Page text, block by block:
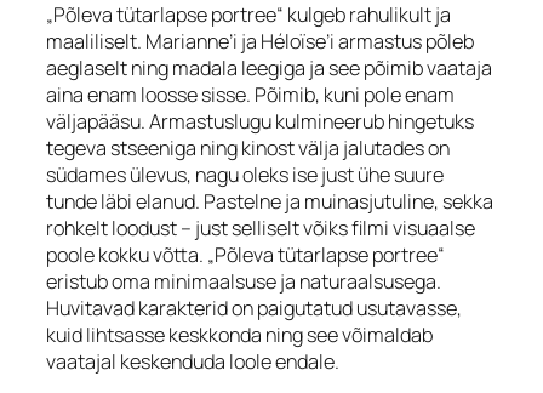
„Põleva tütarlapse portree“ kulgeb rahulikult ja
maaliliselt. Marianne’i ja Héloïse’i armastus põleb
aeglaselt ning madala leegiga ja see põimib vaataja
aina enam loosse sisse. Põimib, kuni pole enam
väljapääsu. Armastuslugu kulmineerub hingetuks
tegeva stseeniga ning kinost välja jalutades on
südames ülevus, nagu oleks ise just ühe suure
tunde läbi elanud. Pastelne ja muinasjutuline, sekka
rohkelt loodust – just selliselt võiks filmi visuaalse
poole kokku võtta. „Põleva tütarlapse portree“
eristub oma minimaalsuse ja naturaalsusega.
Huvitavad karakterid on paigutatud usutavasse,
kuid lihtsasse keskkonda ning see võimaldab
vaatajal keskenduda loole endale.